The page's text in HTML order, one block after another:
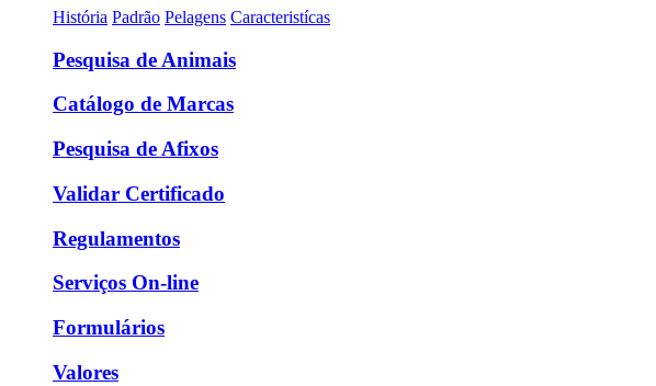
História Padrão Pelagens Caracteristícas
Pesquisa de Animais
Catálogo de Marcas
Pesquisa de Afixos
Validar Certificado
Regulamentos
Serviços On-line
Formulários
Valores